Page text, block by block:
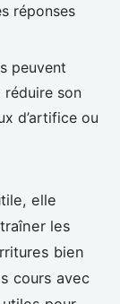
réponses
peuvent
son
d’artifice ou
elle
les
bien
cours avec